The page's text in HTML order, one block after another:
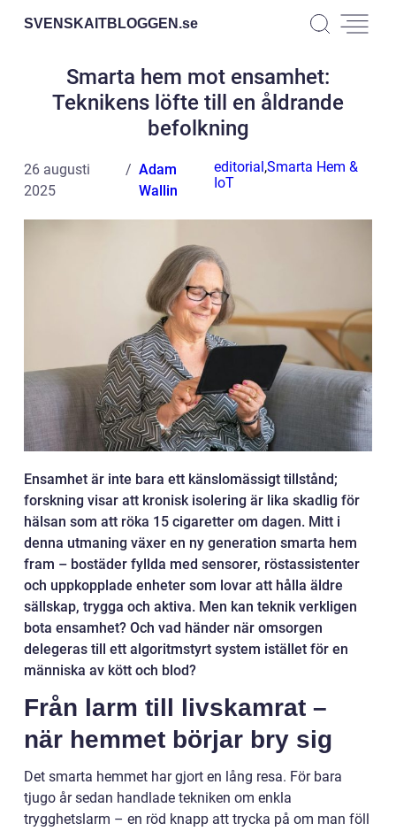
SVENSKAITBLOGGEN.se
Smarta hem mot ensamhet:
Teknikens löfte till en åldrande
befolkning
26 augusti
2025
Adam
Wallin
editorial,Smarta Hem &
IoT
Ensamhet är inte bara ett känslomässigt tillstånd;
forskning visar att kronisk isolering är lika skadlig för
hälsan som att röka 15 cigaretter om dagen. Mitt i
denna utmaning växer en ny generation smarta hem
fram – bostäder fyllda med sensorer, röstassistenter
och uppkopplade enheter som lovar att hålla äldre
sällskap, trygga och aktiva. Men kan teknik verkligen
bota ensamhet? Och vad händer när omsorgen
delegeras till ett algoritmstyrt system istället för en
människa av kött och blod?
Från larm till livskamrat –
när hemmet börjar bry sig
Det smarta hemmet har gjort en lång resa. För bara
tjugo år sedan handlade tekniken om enkla
trygghetslarm – en röd knapp att trycka på om man föll